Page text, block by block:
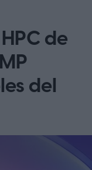
La beta
de
del